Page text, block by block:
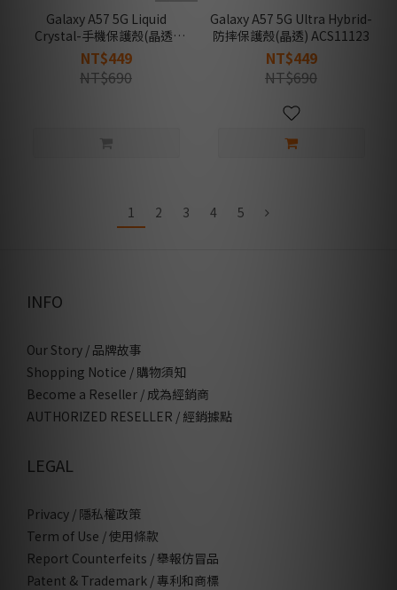
Galaxy A57 5G Liquid
Crystal-手機保護殼(晶透)
ACS11127
NT$449
NT$690
Galaxy A57 5G Ultra Hybrid-
防摔保護殼(晶透) ACS11123
NT$449
NT$690
1 2 3 4 5
INFO
Our Story / 品牌故事
Shopping Notice / 購物須知
Become a Reseller / 成為經銷商
AUTHORIZED RESELLER / 經銷據點
LEGAL
Privacy / 隱私權政策
Term of Use / 使用條款
Report Counterfeits / 舉報仿冒品
Patent & Trademark / 專利和商標